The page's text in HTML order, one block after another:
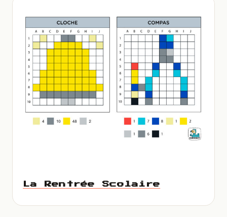
La Rentrée Scolaire